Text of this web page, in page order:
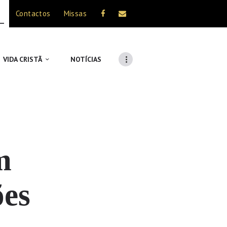
Contactos Missas
VIDA CRISTÃ NOTÍCIAS